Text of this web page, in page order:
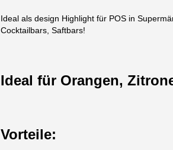
Ideal als design Highlight für POS in
Cocktailbars, Saftbars!
Ideal für Orangen,
Vorteile: